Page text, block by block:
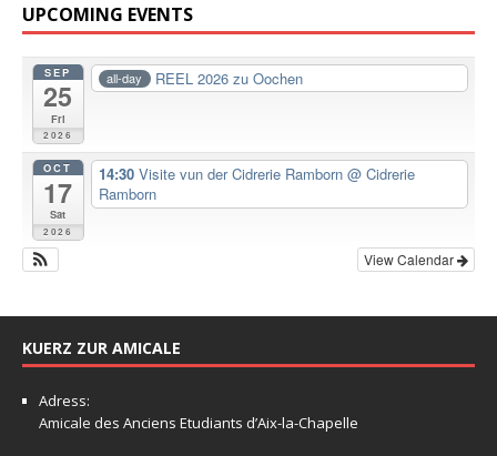
UPCOMING EVENTS
SEP
25
Fri
2026
all-day REEL 2026 zu Oochen
OCT
17
Sat
2026
14:30 Visite vun der Cidrerie Ramborn @ Cidrerie
Ramborn
View Calendar
KUERZ ZUR AMICALE
Adress:
Amicale des Anciens Etudiants d’Aix-la-Chapelle